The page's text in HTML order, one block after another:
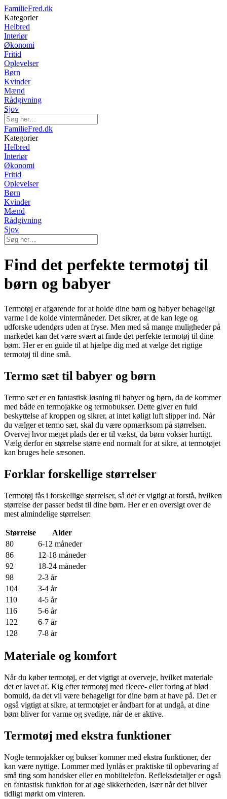
FamilieFred.dk
Kategorier
Helbred
Interiør
Økonomi
Fritid
Oplevelser
Børn
Kvinder
Mænd
Rådgivning
Sjov
FamilieFred.dk
Kategorier
Helbred
Interiør
Økonomi
Fritid
Oplevelser
Børn
Kvinder
Mænd
Rådgivning
Sjov
Find det perfekte termotøj til
børn og babyer
Termotøj er afgørende for at holde dine børn og babyer behageligt
varme i de kolde vintermåneder. Det sikrer, at de kan lege og
udforske udendørs uden at fryse. Men med så mange muligheder på
markedet kan det være svært at finde det perfekte termotøj til dine
børn. Her er en guide til at hjælpe dig med at vælge det rigtige
termotøj til dine små.
Termo sæt til babyer og børn
Termo sæt er en fantastisk løsning til babyer og børn, da de kommer
med både en termojakke og termobukser. Dette giver en fuld
beskyttelse af kroppen og sikrer, at intet køligt luft slipper ind. Når
du vælger et termo sæt, skal du være opmærksom på størrelsen.
Overvej hvor meget plads der er til vækst, da børn vokser hurtigt.
Vælg derfor en størrelse større end normalt for at sikre, at termotøjet
kan bruges hele sæsonen.
Forklar forskellige størrelser
Termotøj fås i forskellige størrelser, så det er vigtigt at forstå, hvilken
størrelse der passer bedst til dine børn. Her er en oversigt over de
mest almindelige størrelser:
Størrelse
Alder
80
6-12 måneder
86
12-18 måneder
92
18-24 måneder
98
2-3 år
104
3-4 år
110
4-5 år
116
5-6 år
122
6-7 år
128
7-8 år
Materiale og komfort
Når du køber termotøj, er det vigtigt at overveje, hvilket materiale
det er lavet af. Kig efter termotøj med fleece- eller foring af blød
bomuld, da det vil være behageligt for dine børn at have på. Det er
også vigtigt at sikre, at termotøjet er åndbart for at undgå, at dine
børn bliver for varme og svedige, når de er aktive.
Termotøj med ekstra funktioner
Nogle termojakker og bukser kommer med ekstra funktioner, der
kan være nyttige. Lommer med lynlås er praktiske til opbevaring af
små ting som handsker eller en mobiltelefon. Refleksdetaljer er også
en fantastisk funktion for at øge sikkerheden, især når det bliver
tidligt mørkt om vinteren.